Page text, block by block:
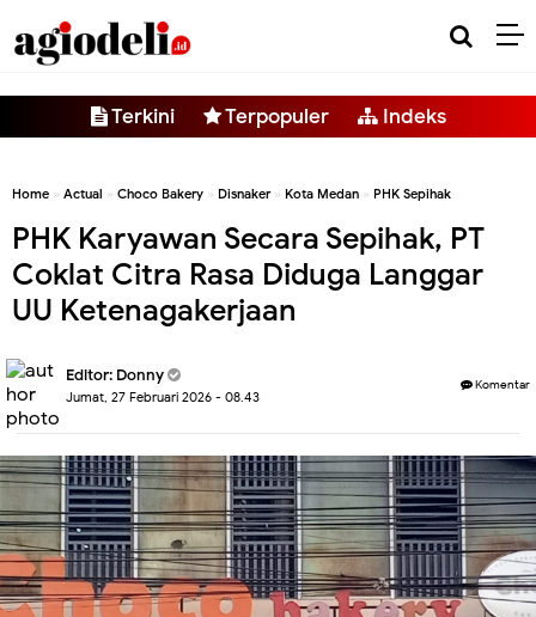
Terkini Terpopuler Indeks
Home » Actual » Choco Bakery » Disnaker» Kota Medan » PHK Sepihak
PHK Karyawan Secara Sepihak, PT
Coklat Citra Rasa Diduga Langgar
UU Ketenagakerjaan
Editor: Donny
Jumat, 27 Februari 2026 - 08.43
Komentar